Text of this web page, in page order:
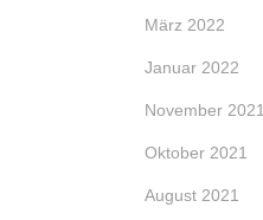
März 2022
Januar 2022
November 2021
Oktober 2021
August 2021